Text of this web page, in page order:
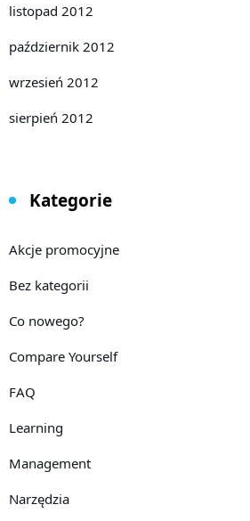
listopad 2012
październik 2012
wrzesień 2012
sierpień 2012
Kategorie
Akcje promocyjne
Bez kategorii
Co nowego?
Compare Yourself
FAQ
Learning
Management
Narzędzia